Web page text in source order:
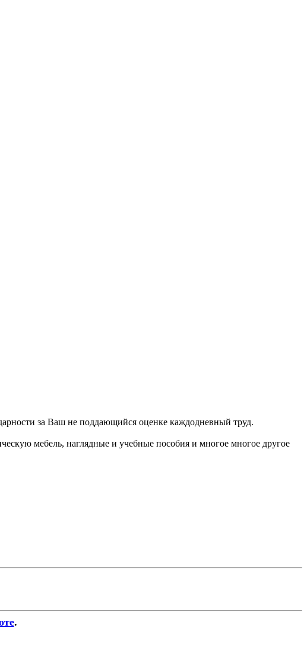
за Ваш не поддающийся оценке каждодневный труд.
мебель, наглядные и учебные пособия и многое многое другое
.